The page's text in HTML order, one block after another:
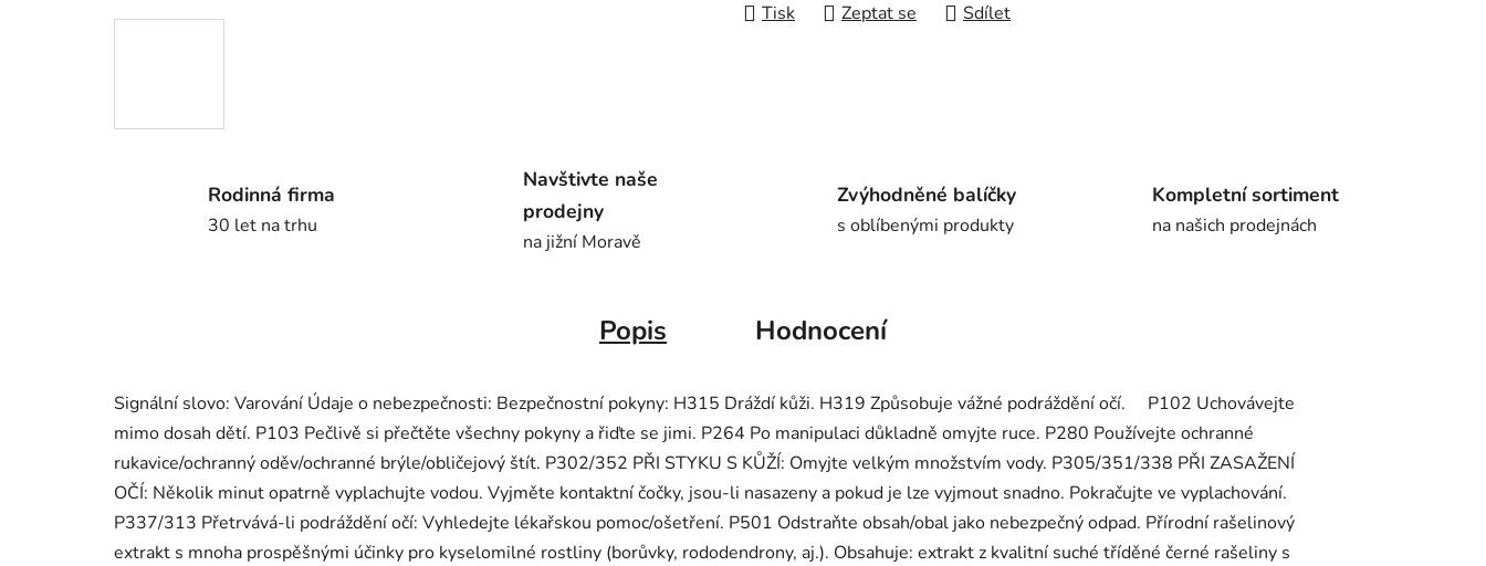
Tisk Zeptat se Sdílet
Rodinná firma
30 let na trhu
Navštivte naše
prodejny
na jižní Moravě
Zvýhodněné balíčky
s oblíbenými produkty
Kompletní sortiment
na našich prodejnách
Popis Hodnocení
Signální slovo: Varování Údaje o nebezpečnosti: Bezpečnostní pokyny: H315 Dráždí kůži. H319 Způsobuje vážné podráždění očí. P102 Uchovávejte
mimo dosah dětí. P103 Pečlivě si přečtěte všechny pokyny a řiďte se jimi. P264 Po manipulaci důkladně omyjte ruce. P280 Používejte ochranné
rukavice/ochranný oděv/ochranné brýle/obličejový štít. P302/352 PŘI STYKU S KŮŽÍ: Omyjte velkým množstvím vody. P305/351/338 PŘI ZASAŽENÍ
OČÍ: Několik minut opatrně vyplachujte vodou. Vyjměte kontaktní čočky, jsou-li nasazeny a pokud je lze vyjmout snadno. Pokračujte ve vyplachování.
P337/313 Přetrvává-li podráždění očí: Vyhledejte lékařskou pomoc/ošetření. P501 Odstraňte obsah/obal jako nebezpečný odpad. Přírodní rašelinový
extrakt s mnoha prospěšnými účinky pro kyselomilné rostliny (borůvky, rododendrony, aj.). Obsahuje: extrakt z kvalitní suché tříděné černé rašeliny s